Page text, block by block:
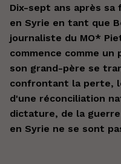
Dix-sept ans après sa
en Syrie en tant que
journaliste du MO*
commence comme
son grand-père se
confrontant la perte,
d'une réconciliation
dictature, de la
en Syrie ne se sont